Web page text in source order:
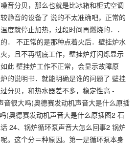
音分贝，那么也就是比冰箱和柜式空调
静音的设备了 说的不太准确吧，正常的
度就停止加热，过段时间再燃烧的．．
． 不正常的是那种点着火后．壁挂炉水
，且不再彻底工作，壁挂炉灯闪烁显示
此 壁挂炉工作不正常，会显示故障原
的说明书．就能明确是谁的问题了 壁挂
分贝，和热水器差不多，稳定性高 -
音很大吗(奥德赛发动机声音大是什么原插
(奥德赛发动机声音大是什么原插图2 石
24、锅炉循环泵声音大怎么回事2 锅炉
。这个分＝种原因。第一是循环泵本身